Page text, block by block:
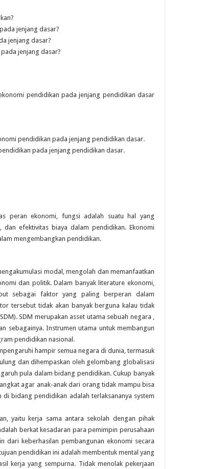
jenjang dasar?
jenjang dasar?
jenjang dasar?
pendidikan pada jenjang pendidikan dasar
pendidikan pada jenjang pendidikan dasar.
pada jenjang pendidikan dasar.
peran ekonomi, fungsi adalah suatu hal yang
efektivitas biaya dalam pendidikan. Ekonomi
mengembangkan pendidikan.
modal, mengolah dan memanfaatkan
dan politik. Dalam banyak literature ekonomi,
sebagai faktor yang paling berperan dalam
tersebut tidak akan banyak berguna kalau tidak
SDM merupakan asset utama sebuah negara ,
sebagainya. Instrumen utama untuk membangun
pendidikan nasional.
hampir semua negara di dunia, termasuk
dan dihempaskan oleh gelombang globalisasi
pula dalam bidang pendidikan. Cukup banyak
agar anak-anak dari orang tidak mampu bisa
bidang pendidikan adalah terlaksananya system
yaitu kerja sama antara sekolah dengan pihak
berkat kesadaran para pemimpin perusahaan
dari keberhasilan pembangunan ekonomi secara
pendidikan ini adalah membentuk mental yang
kerja yang sempurna. Tidak menolak pekerjaan